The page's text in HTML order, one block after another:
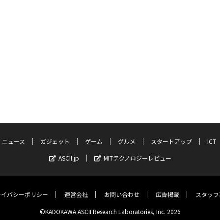
ニュース ガジェット ゲーム グルメ スタートアップ
ICT
ASCII.jp
MITテクノロジーレビュー
バシーポリシー 運営会社 お問い合わせ 広告掲載 スタッ
©KADOKAWA ASCII Research Laboratories, Inc. 2026